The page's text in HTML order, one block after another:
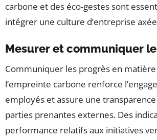
carbone et des éco-gestes sont
intégrer une culture d’entreprise
Mesurer et communiquer
Communiquer les progrès en
l’empreinte carbone renforce
employés et assure une transparence
parties prenantes externes. Des
performance relatifs aux initiatives